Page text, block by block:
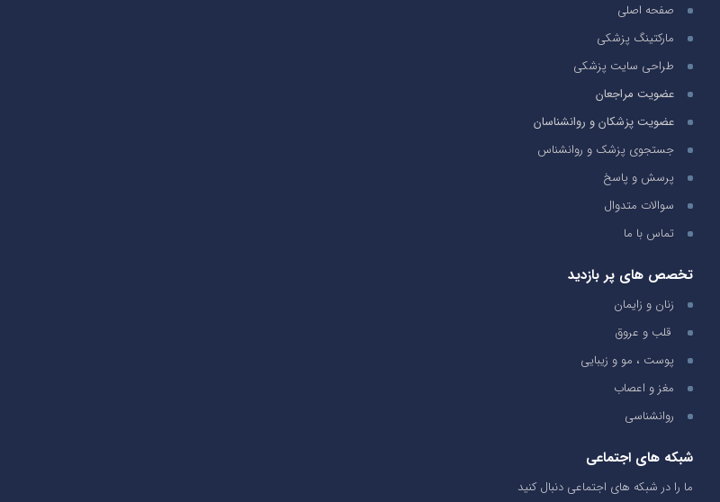
صفحه اصلی
مارکتینگ پزشکی
طراحی سایت پزشکی
عضویت مراجعان
عضویت پزشکان و روانشناسان
جستجوی پزشک و روانشناس
پرسش و پاسخ
سوالات متدوال
تماس با ما
تخصص های پر بازدید
زنان و زایمان
قلب و عروق
پوست ، مو و زیبایی
مغز و اعصاب
روانشناسی
شبکه های اجتماعی
ما را در شبکه های اجتماعی دنبال کنید